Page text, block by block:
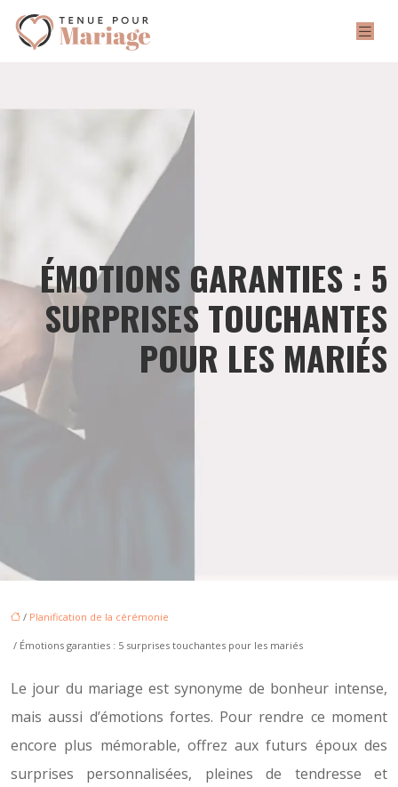
ÉMOTIONS GARANTIES : 5
SURPRISES TOUCHANTES
POUR LES MARIÉS
/ Planification de la cérémonie
/ Émotions garanties : 5 surprises touchantes pour les mariés
Le jour du mariage est synonyme de bonheur intense,
mais aussi d’émotions fortes. Pour rendre ce moment
encore plus mémorable, offrez aux futurs époux des
surprises personnalisées, pleines de tendresse et